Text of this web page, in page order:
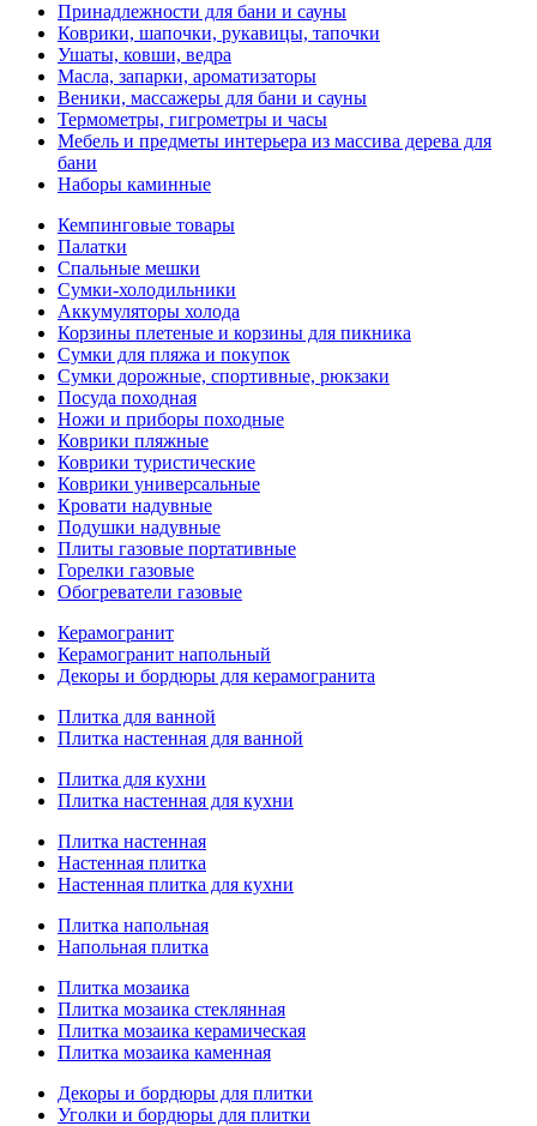
Принадлежности для бани и сауны
Коврики, шапочки, рукавицы, тапочки
Ушаты, ковши, ведра
Масла, запарки, ароматизаторы
Веники, массажеры для бани и сауны
Термометры, гигрометры и часы
Мебель и предметы интерьера из массива дерева для
бани
Наборы каминные
Кемпинговые товары
Палатки
Спальные мешки
Сумки-холодильники
Аккумуляторы холода
Корзины плетеные и корзины для пикника
Сумки для пляжа и покупок
Сумки дорожные, спортивные, рюкзаки
Посуда походная
Ножи и приборы походные
Коврики пляжные
Коврики туристические
Коврики универсальные
Кровати надувные
Подушки надувные
Плиты газовые портативные
Горелки газовые
Обогреватели газовые
Керамогранит
Керамогранит напольный
Декоры и бордюры для керамогранита
Плитка для ванной
Плитка настенная для ванной
Плитка для кухни
Плитка настенная для кухни
Плитка настенная
Настенная плитка
Настенная плитка для кухни
Плитка напольная
Напольная плитка
Плитка мозаика
Плитка мозаика стеклянная
Плитка мозаика керамическая
Плитка мозаика каменная
Декоры и бордюры для плитки
Уголки и бордюры для плитки